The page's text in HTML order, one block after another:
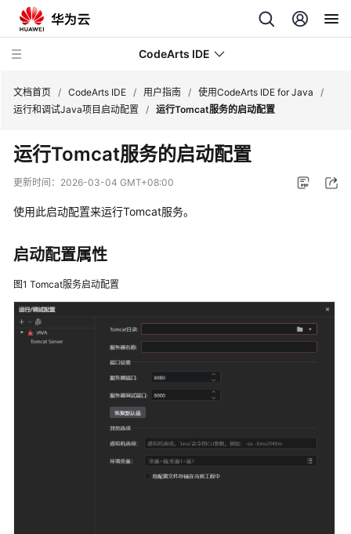
CodeArts IDE
最
新
动
品
介
绍
快
速
文档首页 / CodeArts IDE / 用户指南 / 使用CodeArts IDE for Java
/
运行和调试Java项目启动配置
/ 运行Tomcat服务的启动配置
运行Tomcat服务的启动配置
更新时间： 2026-03-04 GMT+08:00
使用此启动配置来运行Tomcat服务。
启动配置属性
图1 Tomcat服务启动配置